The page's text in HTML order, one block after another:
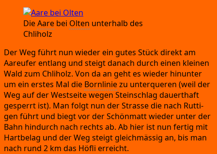
DieAare bei Olten unter­halb des
Chliholz
Der Weg führt nun wie­der ein gutes Stück direkt am
Aareu­fer ent­lang und steigt danach durch einen klei­nen
Wald zum Chli­holz. Von da an geht es wie­der hin­un­ter
um ein ers­tes Mal die Born­li­niezu unter­que­ren (weil der
Weg auf der West­sei­te wegen Stein­schlag dau­ert­haft
gesperrt ist). Man folgt nun der Stras­se die nach Rut­ti­
gen führt und biegt vor der Schön­matt wie­der unter der
Bahn hin­durch nach rechts ab. Ab hier ist nun fer­tig mit
Hart­be­lag und der Weg steigt gleich­mäs­sig an, bis man
nach rund 2 km das Höf­li erreicht.